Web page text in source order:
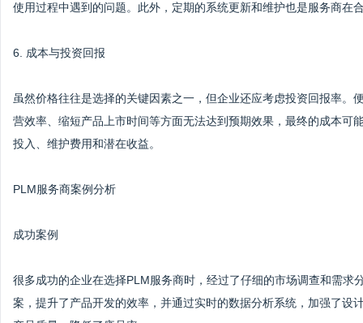
使用过程中遇到的问题。此外，定期的系统更新和维护也是服务商在
6. 成本与投资回报
虽然价格往往是选择的关键因素之一，但企业还应考虑投资回报率
营效率、缩短产品上市时间等方面无法达到预期效果，最终的成本可
投入、维护费用和潜在收益。
PLM服务商案例分析
成功案例
很多成功的企业在选择PLM服务商时，经过了仔细的市场调查和需
案，提升了产品开发的效率，并通过实时的数据分析系统，加强了设